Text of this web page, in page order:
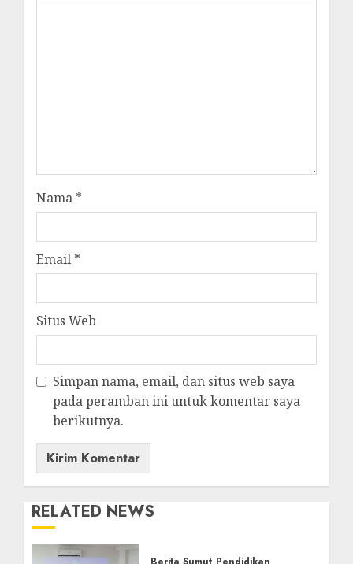
Nama *
Email *
Situs Web
Simpan nama, email, dan situs web saya
pada peramban ini untuk komentar saya
berikutnya.
RELATED NEWS